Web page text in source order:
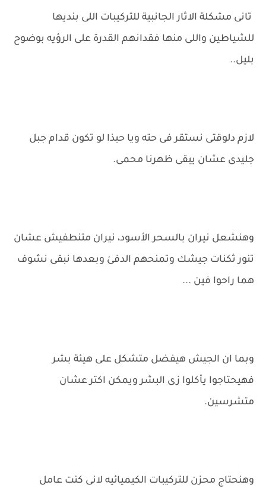
تانى مشكلة الاثار الجانبية للتركيبات اللى بنديها
للشياطين واللى منها فقدانهم القدرة على الرؤيه بوضوح
بليل..
لازم دلوقتى نستقر فى حته ويا حبذا لو تكون قدام جبل
جليدى عشان يبقى ظهرنا محمى.
وهنشعل نيران بالسحر الأسود، نيران متنطفيش عشان
تنور ثكنات جيشك وتمنحهم الدفئ وبعدها نبقى نشوف
هما راحوا فين ...
وبما ان الجيش هيفضل متشكل على هيئة بشر
فهيحتاجوا يأكلوا زى البشر ويمكن اكتر عشان
متشرسين.
وهنحتاج محزن للتركيبات الكيميائيه لانى كنت عامل